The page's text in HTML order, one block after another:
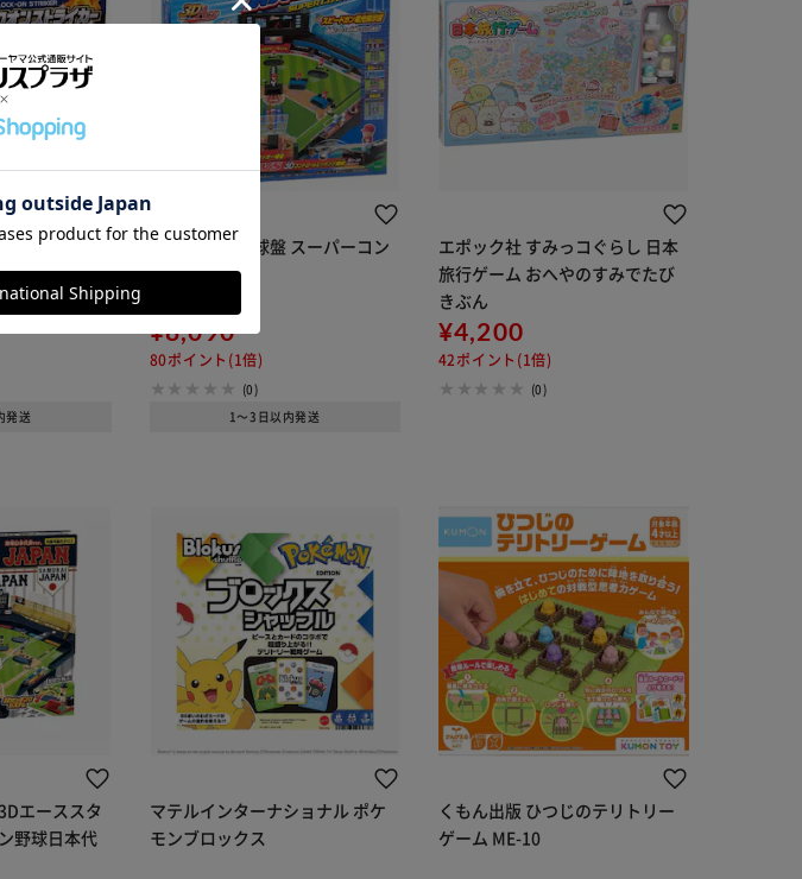
盤 ロックオ
カー日本代
発送
エポック社 野球盤 スーパーコン
トロール
¥8,090
80ポイント(1倍)
(0)
1～3日以内発送
エポック社 すみっコぐらし 日本
旅行ゲーム おへやのすみでたび
きぶん
¥4,200
42ポイント(1倍)
(0)
エーススタ
野球日本代
マテルインターナショナル ポケ
モンブロックス
くもん出版 ひつじのテリトリー
ゲーム ME-10